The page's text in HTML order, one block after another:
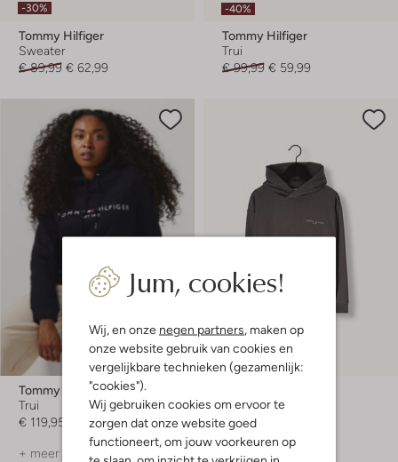
Jum, cookies!
Wij, en onze negen partners, maken op
onze website gebruik van cookies en
vergelijkbare technieken (gezamenlijk:
"cookies").
Wij gebruiken cookies om ervoor te
zorgen dat onze website goed
functioneert, om jouw voorkeuren op
-30%
Tommy Hilfiger
Sweater
€ 89,99 € 62,99
-40%
Tommy Hilfiger
Trui
€ 99,99 € 59,99
Tommy Hilfiger
Trui
€ 119,95
+ meer kleuren
Laatste items
-40%
Sweater
€ 69,99